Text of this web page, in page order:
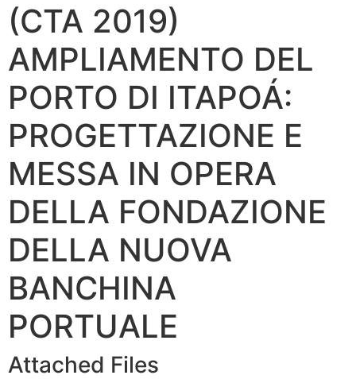
(CTA 2019)
AMPLIAMENTO DEL
PORTO DI ITAPOÁ:
PROGETTAZIONE E
MESSA IN OPERA
DELLA FONDAZIONE
DELLA NUOVA
BANCHINA
PORTUALE
Attached Files